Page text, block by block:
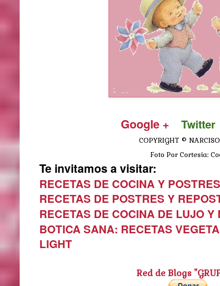
Google + Twitter
COPYRIGHT © NARCISO
Foto Por Cortesía:
Te invitamos a visitar:
RECETAS DE COCINA Y POSTRES
RECETAS DE POSTRES Y
RECETAS DE COCINA DE LUJO Y
BOTICA SANA: RECETAS
LIGHT
Red de Blogs